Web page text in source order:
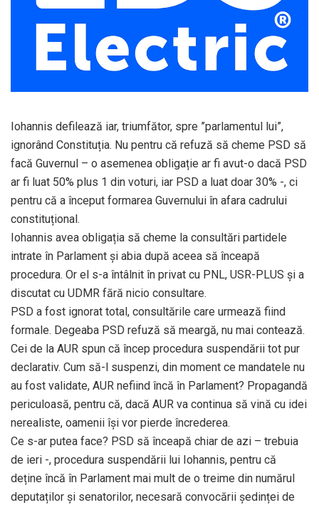
Iohannis defilează iar, triumfător, spre ”parlamentul lui”,
ignorând Constituția. Nu pentru că refuză să cheme PSD să
facă Guvernul – o asemenea obligație ar fi avut-o dacă PSD
ar fi luat 50% plus 1 din voturi, iar PSD a luat doar 30% -, ci
pentru că a început formarea Guvernului în afara cadrului
constituțional.
Iohannis avea obligația să cheme la consultări partidele
intrate în Parlament și abia după aceea să înceapă
procedura. Or el s-a întâlnit în privat cu PNL, USR-PLUS și a
discutat cu UDMR fără nicio consultare.
PSD a fost ignorat total, consultările care urmează fiind
formale. Degeaba PSD refuză să meargă, nu mai contează.
Cei de la AUR spun că încep procedura suspendării tot pur
declarativ. Cum să-l suspenzi, din moment ce mandatele nu
au fost validate, AUR nefiind încă în Parlament? Propagandă
periculoasă, pentru că, dacă AUR va continua să vină cu idei
nerealiste, oamenii își vor pierde încrederea.
Ce s-ar putea face? PSD să înceapă chiar de azi – trebuia
de ieri -, procedura suspendării lui Iohannis, pentru că
deține încă în Parlament mai mult de o treime din numărul
deputaților și senatorilor, necesară convocării ședinței de